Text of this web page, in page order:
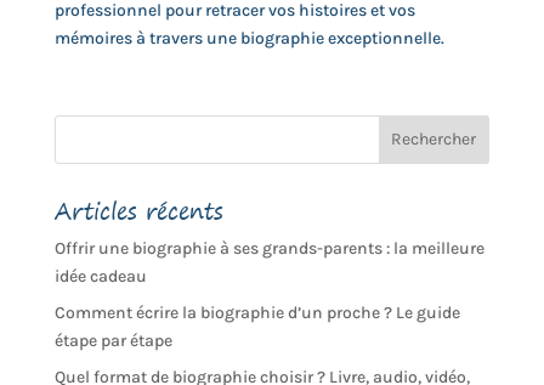
professionnel pour retracer vos histoires et vos
mémoires à travers une biographie exceptionnelle.
Articles récents
Offrir une biographie à ses grands-parents : la meilleure
idée cadeau
Comment écrire la biographie d’un proche ? Le guide
étape par étape
Quel format de biographie choisir ? Livre, audio, vidéo,